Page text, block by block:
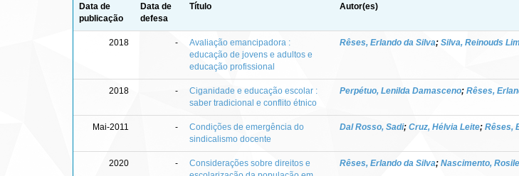
Data de
publicação
Data de
defesa
Título Autor(es)
2018 -
Avaliação emancipadora :
educação de jovens e adultos e
educação profissional
Rêses, Erlando da Silva; Silva, Reinouds
2018 -
Ciganidade e educação escolar :
saber tradicional e conflito étnico
Perpétuo, Lenilda Damasceno; Rêses,
Mai-2011 -
Condições de emergência do
sindicalismo docente
Dal Rosso, Sadi; Cruz, Hélvia Leite; Rêses,
2020 -
Considerações sobre direitos e
Rêses, Erlando da Silva; Nascimento,